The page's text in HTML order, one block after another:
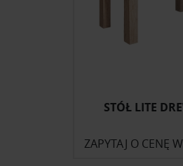
STÓŁ LITE
ZAPYTAJ O CENĘ